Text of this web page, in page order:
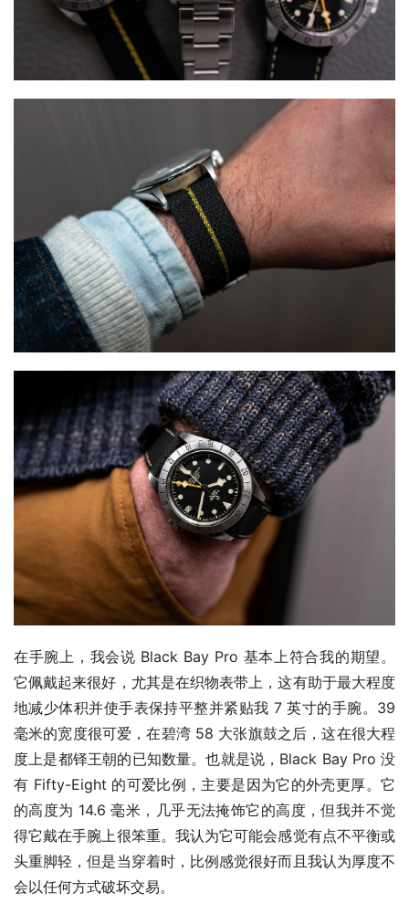
在手腕上，我会说 Black Bay Pro 基本上符合我的期望。
它佩戴起来很好，尤其是在织物表带上，这有助于最大程度
地减少体积并使手表保持平整并紧贴我 7 英寸的手腕。39
毫米的宽度很可爱，在碧湾 58 大张旗鼓之后，这在很大程
度上是都铎王朝的已知数量。也就是说，Black Bay Pro 没
有 Fifty-Eight 的可爱比例，主要是因为它的外壳更厚。它
的高度为 14.6 毫米，几乎无法掩饰它的高度，但我并不觉
得它戴在手腕上很笨重。我认为它可能会感觉有点不平衡或
头重脚轻，但是当穿着时，比例感觉很好而且我认为厚度不
会以任何方式破坏交易。